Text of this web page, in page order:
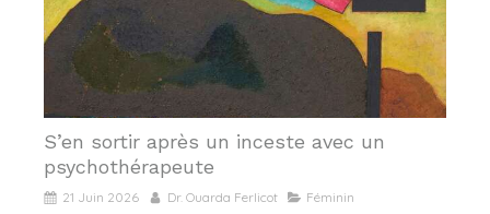
S’en sortir après un inceste avec un
psychothérapeute
21 Juin 2026 Dr. Ouarda Ferlicot Féminin